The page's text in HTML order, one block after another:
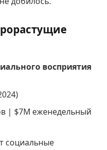
восприятия
| $7M еженедельный
социальные